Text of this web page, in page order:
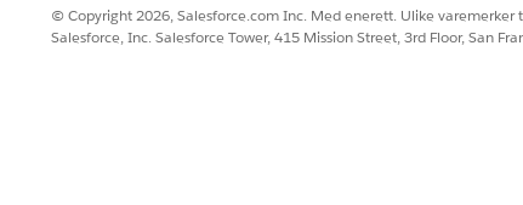
© Copyright 2026, Salesforce.com Inc. Med enerett. Ulike varemerker
Salesforce, Inc. Salesforce Tower, 415 Mission Street, 3rd Floor, San